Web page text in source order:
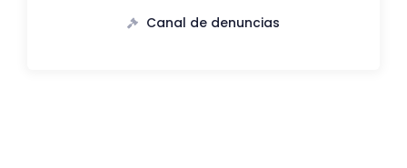
Canal de denuncias